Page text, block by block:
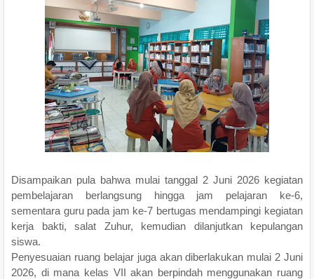
Disampaikan pula bahwa mulai tanggal 2 Juni 2026 kegiatan
pembelajaran berlangsung hingga jam pelajaran ke-6,
sementara guru pada jam ke-7 bertugas mendampingi kegiatan
kerja bakti, salat Zuhur, kemudian dilanjutkan kepulangan
siswa.
Penyesuaian ruang belajar juga akan diberlakukan mulai 2 Juni
2026, di mana kelas VII akan berpindah menggunakan ruang